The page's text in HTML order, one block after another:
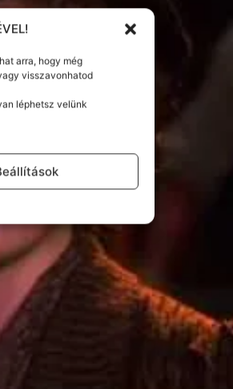
arra, hogy még
visszavonhatod
léphetsz velünk